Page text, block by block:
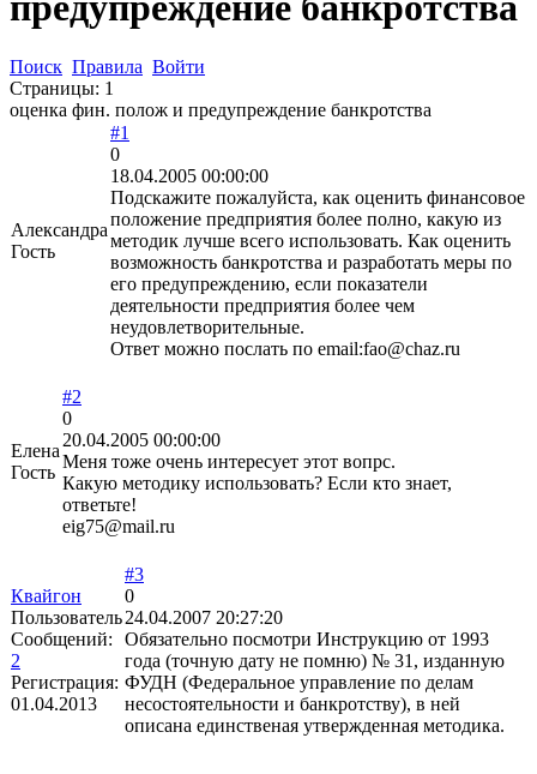
Поиск Правила Войти
Страницы: 1
оценка фин. полож и предупреждение банкротства
Александра
Гость
#1
0
18.04.2005 00:00:00
Подскажите пожалуйста, как оценить финансовое
положение предприятия более полно, какую из
методик лучше всего использовать. Как оценить
возможность банкротства и разработать меры по
его предупреждению, если показатели
деятельности предприятия более чем
неудовлетворительные.
Ответ можно послать по email:fao@chaz.ru
Елена
Гость
#2
0
20.04.2005 00:00:00
Меня тоже очень интересует этот вопрс.
Какую методику использовать? Если кто знает,
ответьте!
eig75@mail.ru
Квайгон
Пользователь
Сообщений:
2
Регистрация:
01.04.2013
#3
0
24.04.2007 20:27:20
Обязательно посмотри Инструкцию от 1993
года (точную дату не помню) № 31, изданную
ФУДН (Федеральное управление по делам
несостоятельности и банкротству), в ней
описана единственая утвержденная методика.